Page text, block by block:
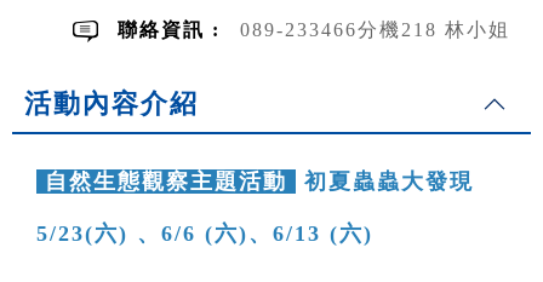
聯絡資訊 : 089-233466分機218 林小姐
活動內容介紹
自然生態觀察主題活動 初夏蟲蟲大發現
5/23(六) 、6/6 (六)、6/13 (六)